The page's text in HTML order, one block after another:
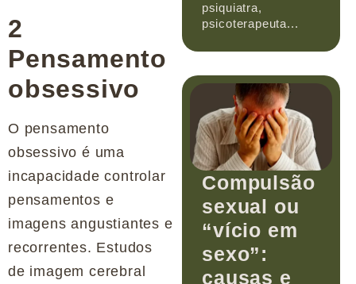
2
Pensamento
obsessivo
O pensamento
obsessivo é uma
incapacidade controlar
pensamentos e
imagens angustiantes e
recorrentes. Estudos
de imagem cerebral
psiquiatra,
psicoterapeuta...
Compulsão
sexual ou
“vício em
sexo”:
causas e